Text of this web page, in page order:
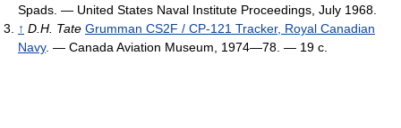
Spads. — United States Naval Institute Proceedings, July 1968.
↑ D.H. Tate Grumman CS2F / CP-121 Tracker, Royal Canadian
Navy. — Canada Aviation Museum, 1974—78. — 19 с.